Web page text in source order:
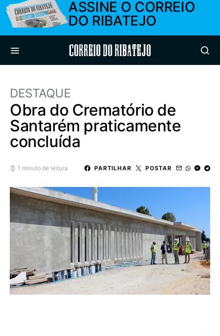
ASSINE O CORREIO
DO RIBATEJO
Correio do Ribatejo
DESTAQUE
Obra do Crematório de
Santarém praticamente
concluída
1 minuto de leitura PARTILHAR POSTAR